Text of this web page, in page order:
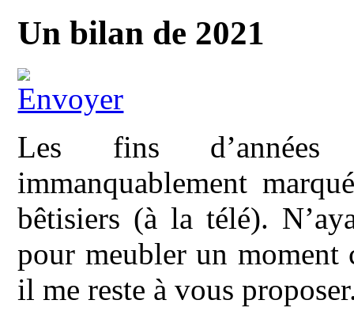
Un bilan de 2021
Les fins d’années
immanquablement
bêtisiers (à la télé).
pour meubler un moment
il me reste à vous